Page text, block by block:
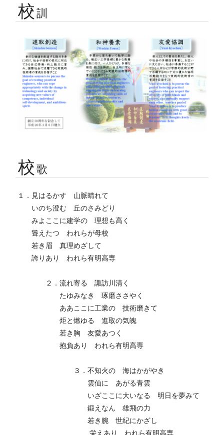
校 訓
校 歌
１．見はるかす 山脈晴れて
いのち澄む 丘のさみどり
みよここに建学の 理想も高く
聳えたつ われらが母校
若き眉 真理めざして
誇りあり われら有明高専
２．流れ寄る 諏訪川清く
たゆみなき 琢磨ささやく
ああここに工業の 技術磨きて
炬と燃ゆる 進取の気魄
若き胸 友愛あつく
抱負あり われら有明高専
３．不知火の 海はかがやき
雲仙に あがる青雲
いざここに大いなる 明日を夢みて
鍛えなん 雄飛の力
若き腕 世紀にかざし
栄えあり われら有明高専